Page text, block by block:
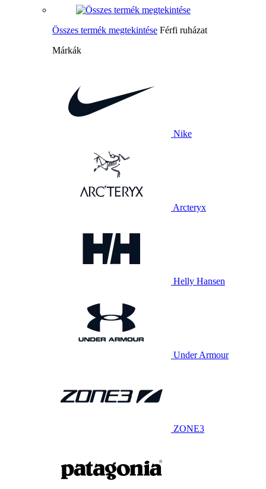
Összes termék megtekintése Férfi ruházat
Márkák
Nike
Arcteryx
Helly Hansen
Under Armour
ZONE3